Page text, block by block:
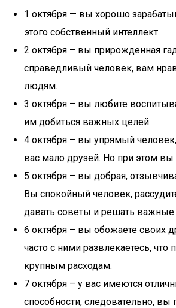
1 октября — вы хорошо
этого собственный интеллект.
2 октября – вы прирожденная
справедливый человек, вам
людям.
3 октября – вы любите
им добиться важных целей.
4 октября – вы упрямый
вас мало друзей. Но при этом вы
5 октября – вы добрая,
Вы спокойный человек,
давать советы и решать
6 октября – вы обожаете своих
часто с ними развлекаетесь, что
крупным расходам.
7 октября – у вас имеются
способности, следовательно, вы